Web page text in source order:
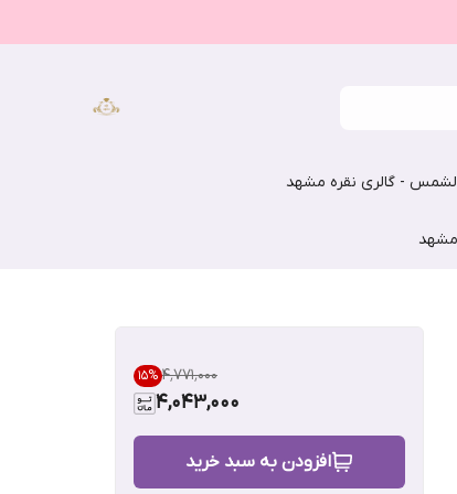
- گالری نقره مشهد
مشهد
۴٬۷۷۱٬۰۰۰ 15%
4,043,000
افزودن به سبد خرید